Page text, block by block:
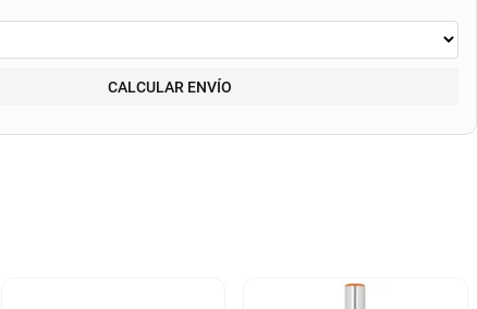
CALCULAR ENVÍO